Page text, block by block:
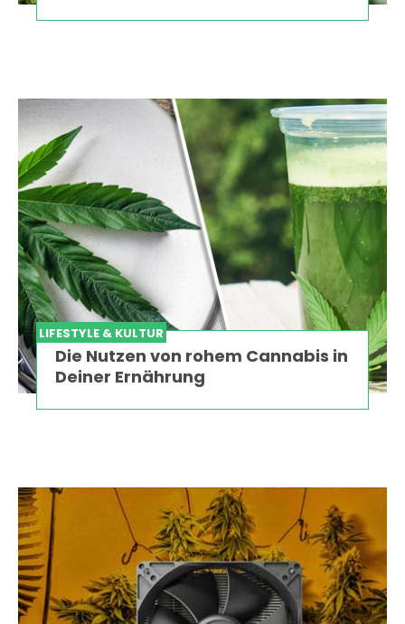
LIFESTYLE & KULTUR
Die Nutzen von rohem Cannabis in
Deiner Ernährung